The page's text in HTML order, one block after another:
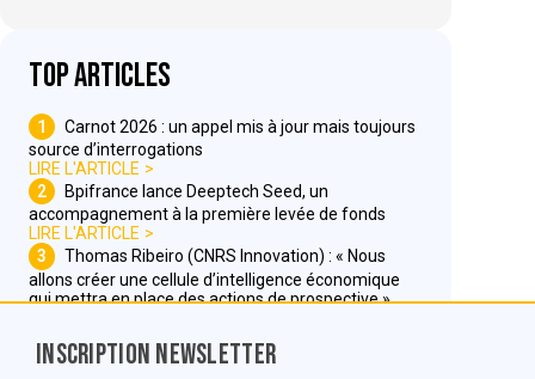
Top articles
1
Carnot 2026 : un appel mis à jour mais toujours
source d’interrogations
LIRE L'ARTICLE
2
Bpifrance lance Deeptech Seed, un
accompagnement à la première levée de fonds
LIRE L'ARTICLE
3
Thomas Ribeiro (CNRS Innovation) : « Nous
allons créer une cellule d’intelligence économique
qui mettra en place des actions de prospective »
Inscription Newsletter